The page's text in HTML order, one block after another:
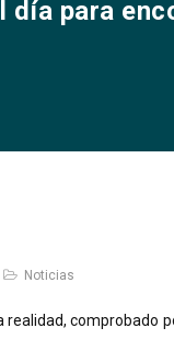
día para
Noticias
realidad, comprobado